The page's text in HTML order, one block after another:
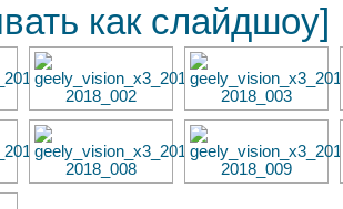
как слайдшоу]